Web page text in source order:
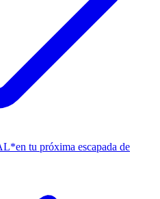
en tu próxima escapada de